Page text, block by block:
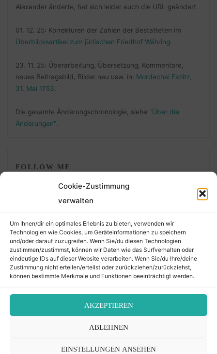
Cookie-Zustimmung
verwalten
Um Ihnen/dir ein optimales Erlebnis zu bieten, verwenden wir
Technologien wie Cookies, um Geräteinformationen zu speichern
und/oder darauf zuzugreifen. Wenn Sie/du diesen Technologien
zustimmen/zustimmst, können wir Daten wie das Surfverhalten oder
eindeutige IDs auf dieser Website verarbeiten. Wenn Sie/du Ihre/deine
Zustimmung nicht erteilen/erteilst oder zurückziehen/zurückziehst,
können bestimmte Merkmale und Funktionen beeinträchtigt werden.
AKZEPTIEREN
ABLEHNEN
EINSTELLUNGEN ANSEHEN
Alexander änderte, hat sich leider auch die URL geändert.
01. 12. 25: Korrekturen der Zahlen der Bestatteten im
Überblicksartikel zum jüdischen Friedhof Währing.
23. 11. 25: Überarbeitung, Übersetzung, Kommentare,
neues Beitragsbild, Bilder neu usw. in: Mordechai Eidlitz,
31. Mai 1753.
Die gesamte Änderungschronologie, siehe "Über die
Änderungen".
FOLLOW ME
©2026 Der Transkribierer
Kontakt / Impressum
Cookie-Richtlinie (EU)
Back
to